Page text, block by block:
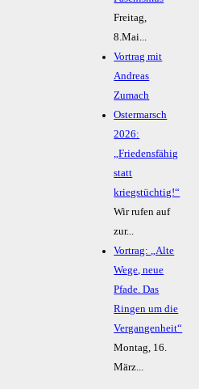
Freitag,
8.Mai...
Vortrag mit
Andreas
Zumach
Ostermarsch
2026:
„Friedensfähig
statt
kriegstüchtig!“
Wir rufen auf
zur...
Vortrag: „Alte
Wege, neue
Pfade. Das
Ringen um die
Vergangenheit“
Montag, 16.
März...